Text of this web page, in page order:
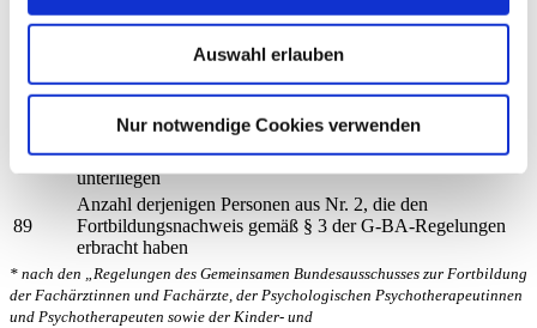
Auswahl erlauben
Nur notwendige Cookies verwenden
Psychotherapeutinnen und Psychotherapeuten sowie
Kinder- und Jugendlichenpsychotherapeutinnen und -
psychotherapeuten, die der Fortbildungspflicht*
unterliegen
Anzahl derjenigen Fachärztinnen und Fachärzte aus Nr. 1,
die einen Fünfjahreszeitraum der Fortbildung
abgeschlossen haben und damit der Nachweispflicht
unterliegen
89
Anzahl derjenigen Personen aus Nr. 2, die den
Fortbildungsnachweis gemäß § 3 der G-BA-Regelungen
erbracht haben
* nach den „Regelungen des Gemeinsamen Bundesausschusses zur Fortbildung
der Fachärztinnen und Fachärzte, der Psychologischen Psychotherapeutinnen
und Psychotherapeuten sowie der Kinder- und